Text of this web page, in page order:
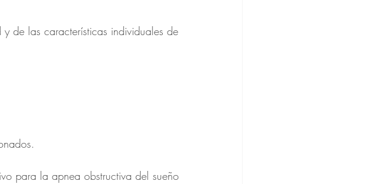
de las características individuales de
para la apnea obstructiva del sueño